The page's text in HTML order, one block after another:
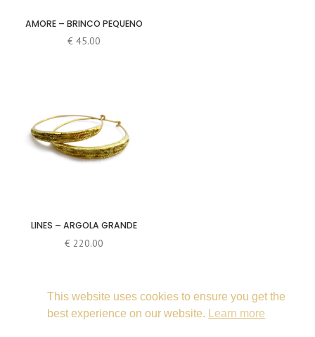
AMORE – BRINCO PEQUENO
€45.00
LINES – ARGOLA GRANDE
€ 220.00
This website uses cookies to ensure you get the
best experience on our website. Learn more